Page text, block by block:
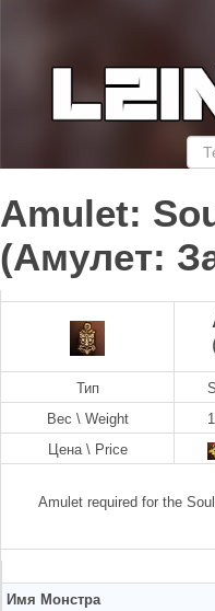
Amulet:
(Амулет:
Тип
Вес \ Weight
Цена \ Price
Amulet required for the
Имя Монстра